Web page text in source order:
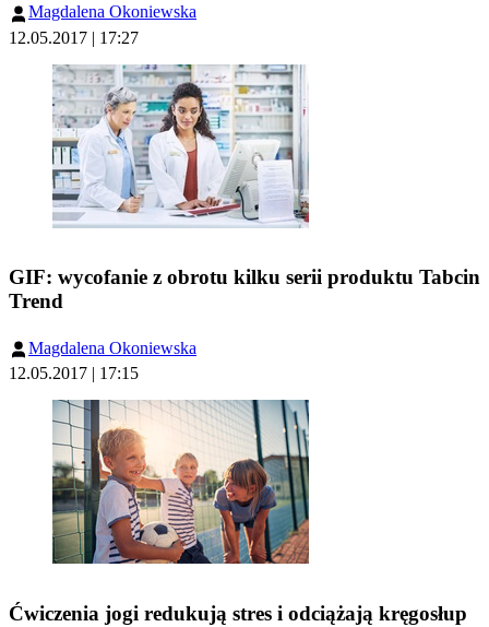
Magdalena Okoniewska
12.05.2017 | 17:27
GIF: wycofanie z obrotu kilku serii produktu Tabcin
Trend
Magdalena Okoniewska
12.05.2017 | 17:15
Ćwiczenia jogi redukują stres i odciążają kręgosłup